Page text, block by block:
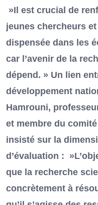
»Il est crucial de
jeunes chercheurs
dispensée dans les
car l’avenir de la
dépend. » Un lien
développement
Hamrouni,
et membre du comité
insisté sur la
d’évaluation :
que la recherche
concrètement à